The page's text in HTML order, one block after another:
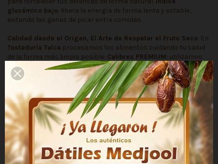
glucémico bajo: libera la energía de forma lenta y estable,
evitando las ganas de picar entre comidas.
Calidad desde el Origen, El Arte de Respetar el Fruto Seco: En
Tostaduría Talca procesamos los alimentos cuidando tu salud
de la forma más limpia posible: Calibres PREMIUM: utilizamos
solo castañas de cajú enteras y seleccionadas, asegurando que
cada bocado tenga la textura mantecosa tan característica de
Proceso libre de aceites y frituras: horneamos las
castañas exclusivamente al calor en túnel seco. Al no usar
aceites añadidos, obtienes un snack liviano, saludable y lleno de
propiedades vivas. Sabor excepcional y genuino: el tostado
controlado resalta los matices naturalmente dulces de la
castaña de cajú, logrando un producto delicioso y adictivo sin
necesidad de agregar sal ni conservantes.
Ingredientes : Castañas de cajú tostadas